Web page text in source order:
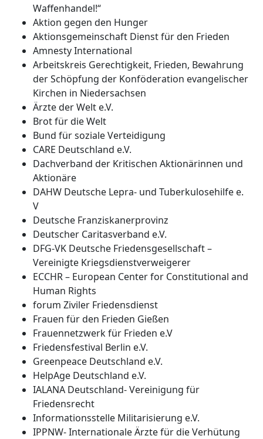
Waffenhandel!“
Aktion gegen den Hunger
Aktionsgemeinschaft Dienst für den Frieden
Amnesty International
Arbeitskreis Gerechtigkeit, Frieden, Bewahrung
der Schöpfung der Konföderation evangelischer
Kirchen in Niedersachsen
Ärzte der Welt e.V.
Brot für die Welt
Bund für soziale Verteidigung
CARE Deutschland e.V.
Dachverband der Kritischen Aktionärinnen und
Aktionäre
DAHW Deutsche Lepra- und Tuberkulosehilfe e.
V
Deutsche Franziskanerprovinz
Deutscher Caritasverband e.V.
DFG-VK Deutsche Friedensgesellschaft –
Vereinigte Kriegsdienstverweigerer
ECCHR – European Center for Constitutional and
Human Rights
forum Ziviler Friedensdienst
Frauen für den Frieden Gießen
Frauennetzwerk für Frieden e.V
Friedensfestival Berlin e.V.
Greenpeace Deutschland e.V.
HelpAge Deutschland e.V.
IALANA Deutschland- Vereinigung für
Friedensrecht
Informationsstelle Militarisierung e.V.
IPPNW- Internationale Ärzte für die Verhütung